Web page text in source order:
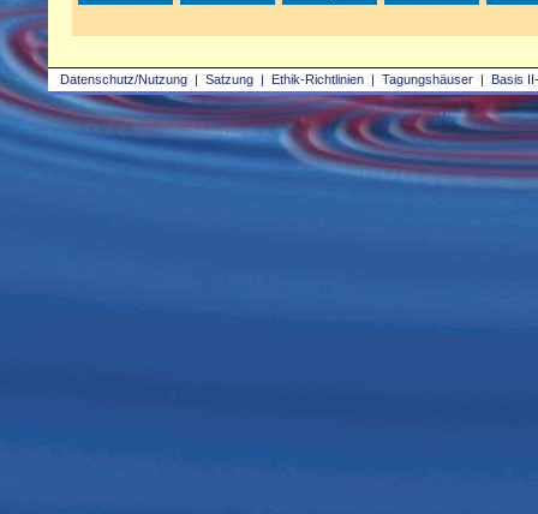
Datenschutz/Nutzung | Satzung | Ethik-Richtlinien | Tagungshäuser | Basis